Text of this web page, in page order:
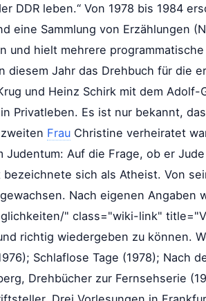
DDR leben.“ Von 1978 bis 1984
eine Sammlung von Erzählungen
und hielt mehrere
diesem Jahr das Drehbuch für die
und Heinz Schirk mit dem
Privatleben. Es ist nur bekannt,
Frau Christine verheiratet
Judentum: Auf die Frage, ob er
bezeichnete sich als Atheist. Von
Nach eigenen Angaben
" class="wiki-link"
richtig wiedergeben zu können.
Schlaflose Tage (1978); Nach
Drehbücher zur Fernsehserie